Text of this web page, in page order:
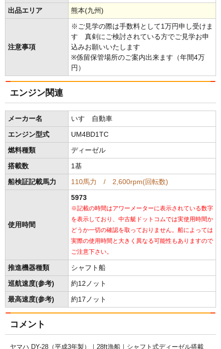
出品エリア 熊本(九州)
注意事項
※ご見学の際は手数料として1万円申し受けま
す 真剣にご検討されている方でご見学お申
込みお願いいたします
※係留保管場所のご案内出来ます（年間4万
円）
エンジン関連
メーカー名 いすゞ自動車
エンジン型式 UM4BD1TC
燃料種類 ディーゼル
搭載数 1基
船検証記載馬力 110馬力 / 2,600rpm(回転数)
使用時間
5973
※記載の時間はアワーメーターに表示されている数字
を表示しており、中古艇ドットコムでは実使用時間か
どうか一切の確認を取っておりません。船によっては
実際の使用時間と大きく異なる可能性もありますので
ご注意下さい。
推進機器種類 シャフト船
巡航速度(参考) 約12ノット
最高速度(参考) 約17ノット
コメント
ヤマハ DY-28（平成3年製）｜28ft漁船｜シャフト式ディーゼル搭載